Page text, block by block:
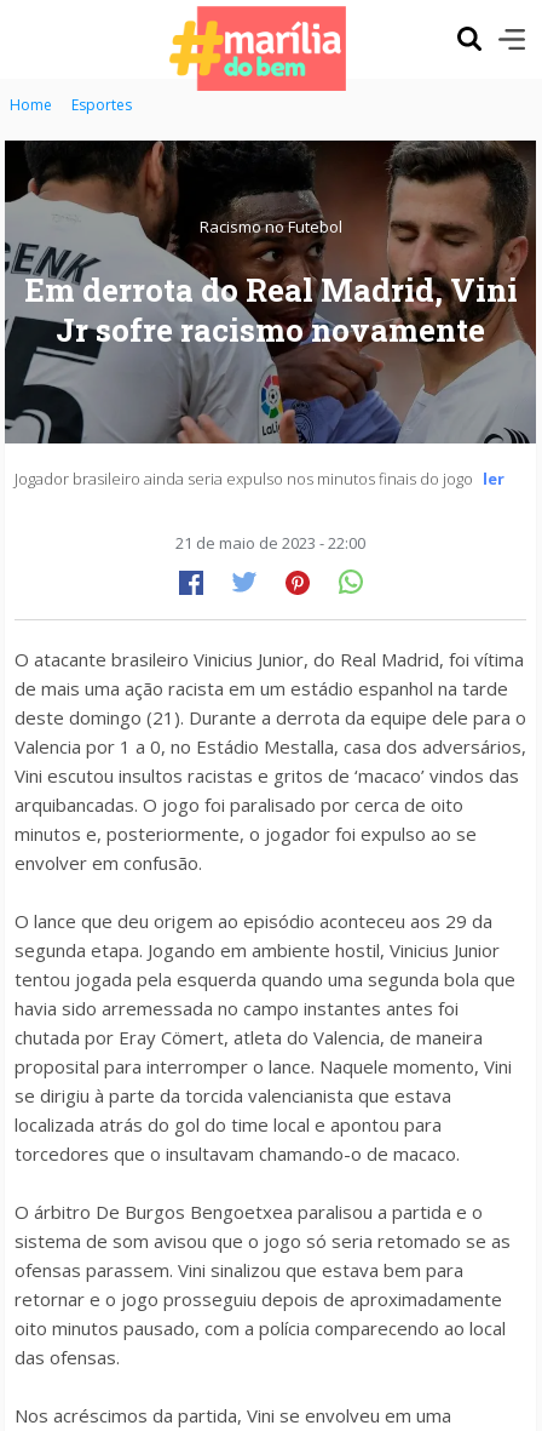
Home Esportes
Racismo no Futebol
Em derrota do Real Madrid, Vini
Jr sofre racismo novamente
Jogador brasileiro ainda seria expulso nos minutos finais do jogo ler
21 de maio de 2023 - 22:00
O atacante brasileiro Vinicius Junior, do Real Madrid, foi vítima
de mais uma ação racista em um estádio espanhol na tarde
deste domingo (21). Durante a derrota da equipe dele para o
Valencia por 1 a 0, no Estádio Mestalla, casa dos adversários,
Vini escutou insultos racistas e gritos de ‘macaco’ vindos das
arquibancadas. O jogo foi paralisado por cerca de oito
minutos e, posteriormente, o jogador foi expulso ao se
envolver em confusão.
O lance que deu origem ao episódio aconteceu aos 29 da
segunda etapa. Jogando em ambiente hostil, Vinicius Junior
tentou jogada pela esquerda quando uma segunda bola que
havia sido arremessada no campo instantes antes foi
chutada por Eray Cömert, atleta do Valencia, de maneira
proposital para interromper o lance. Naquele momento, Vini
se dirigiu à parte da torcida valencianista que estava
localizada atrás do gol do time local e apontou para
torcedores que o insultavam chamando-o de macaco.
O árbitro De Burgos Bengoetxea paralisou a partida e o
sistema de som avisou que o jogo só seria retomado se as
ofensas parassem. Vini sinalizou que estava bem para
retornar e o jogo prosseguiu depois de aproximadamente
oito minutos pausado, com a polícia comparecendo ao local
das ofensas.
Nos acréscimos da partida, Vini se envolveu em uma